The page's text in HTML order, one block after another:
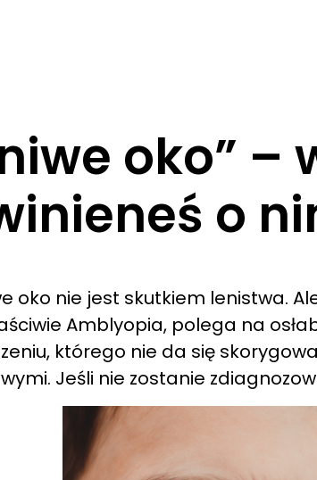
oko” –
o
oko nie jest skutkiem lenistwa.
Amblyopia, polega na
którego nie da się
Jeśli nie zostanie